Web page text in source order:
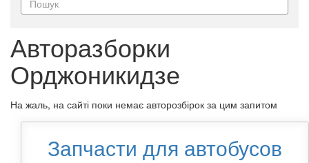
Авторазборки
Орджоникидзе
На жаль, на сайті поки немає авторозбірок за цим запитом
Запчасти для автобусов